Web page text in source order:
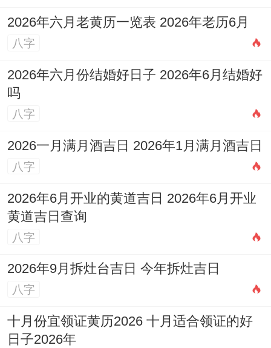
2026年六月老黄历一览表 2026年老历6月
八字
2026年六月份结婚好日子 2026年6月结婚好
吗
八字
2026一月满月酒吉日 2026年1月满月酒吉日
八字
2026年6月开业的黄道吉日 2026年6月开业
黄道吉日查询
八字
2026年9月拆灶台吉日 今年拆灶吉日
八字
十月份宜领证黄历2026 十月适合领证的好
日子2026年